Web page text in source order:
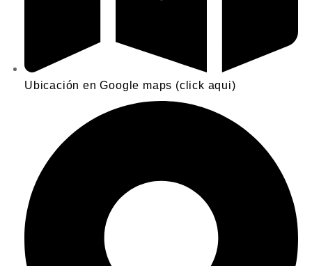
Ubicación en Google maps (click aqui)